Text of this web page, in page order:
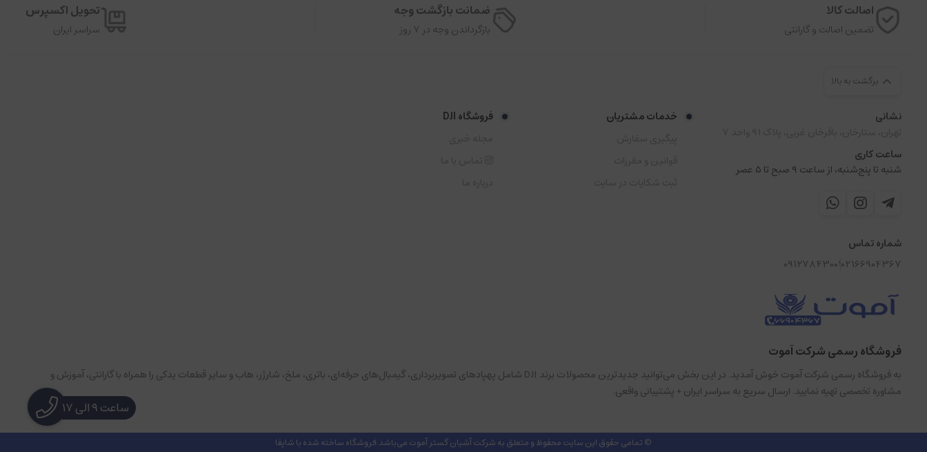
اصالت کالا
تضمین اصالت و گارانتی
ضمانت بازگشت وجه
بازگرداندن وجه در ۷ روز
تحویل اکسپرس
سراسر ایران
برگشت به بالا
نشانی
ساعت کاری
شنبه تا پنج‌شنبه، از ساعت ۹ صبح تا ۵ عصر
شماره تماس
02166904367
09127843001
خدمات مشتریان
فروشگاه DJI
فروشگاه رسمی شرکت آموت
به فروشگاه رسمی شرکت آموت خوش آمدید. در این بخش می‌توانید جدیدترین محصولات برند DJI شامل پهپادهای تصویربرداری، گیمبال‌های حرفه‌ای، باتری، ملخ، شارژر، هاب و سایر قطعات یدکی را همراه با گارانتی، آموزش و
مشاوره تخصصی تهیه نمایید. ارسال سریع به سراسر ایران + پشتیبانی واقعی.
© تمامی حقوق این سایت محفوظ و متعلق به شرکت آشیان گستر آموت می‌باشد.فروشگاه ساخته شده با شاپفا
ساعت ۹ الی ۱۷